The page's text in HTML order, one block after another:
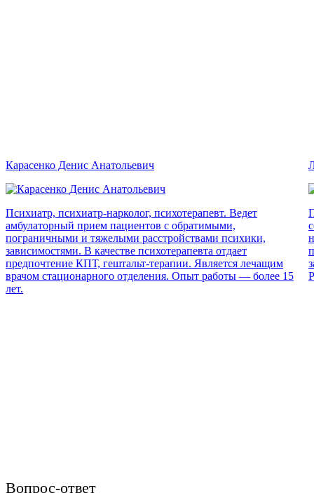
Карасенко Денис Анатольевич
Психиатр, психиатр-нарколог, психотерапевт. Ведет
амбулаторный прием пациентов с обратимыми,
пограничными и тяжелыми расстройствами психики,
зависимостями. В качестве психотерапевта отдает
предпочтение КПТ, гештальт-терапии. Является лечащим
врачом стационарного отделения. Опыт работы — более 15
лет.
Вопрос-ответ